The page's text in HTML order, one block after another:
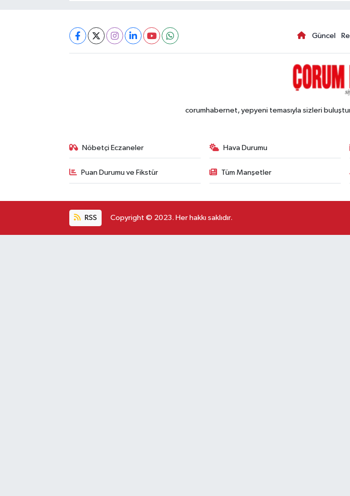
Güncel
corumhabernet, yepyeni temasıyla sizleri
Nöbetçi Eczaneler Hava Durumu
Puan Durumu ve Fikstür Tüm Manşetler
RSS Copyright © 2023. Her hakkı saklıdır.